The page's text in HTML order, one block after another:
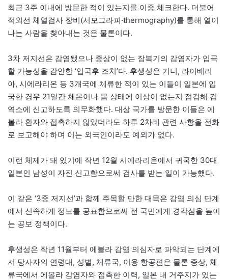
최근 3주 이내에 방문한 적이 있는지를 이중 체크한다. 더불어
적외선 체열검사 장비(서모그라피·thermography)를 통해 열이
나는 사람을 찾아내는 것은 물론이다.
3차 저지선은 감염됐으나 증상이 없는 잠복기의 감염자가 입국
할 가능성을 감안한 ‘입국후 조치’다. 후생성은 기니, 라이베리
아, 시에라리온 등 3개국에 체류한 적이 있는 이들이 일본에 입
국한 경우 21일간 체온이나 몸 상태에 이상이 없는지 점검해 검
역소에 신고하도록 의무화했다. 대상 국가를 방문한 이들은 에
볼라 환자와 접촉하지 않았더라도 하루 2차례 관련 사항을 전화
로 보고해야 하며 이는 외국인이라도 예외가 없다.
이런 체제가 돼 있기에 작년 12월 시에라리온에서 귀국한 30대
일본인 남성이 자진 신고함으로써 검사를 받는 일이 가능했다.
이 같은 ‘3중 저지선’과 함께 주목할 만한 대목은 감염 의심 단계
에서 신속하게 정보를 공표함으로써 전 국민에게 경각심을 높이
는 공보 정책이다.
후생성은 작년 11월부터 에볼라 감염 의심자로 파악되는 단계에
서 당사자의 연령대, 성별, 체류국, 이용 항공편은 물론 증상, 체
류국에서 에볼라 감염자와 접촉한 이력, 일본 내 거주지가 있는